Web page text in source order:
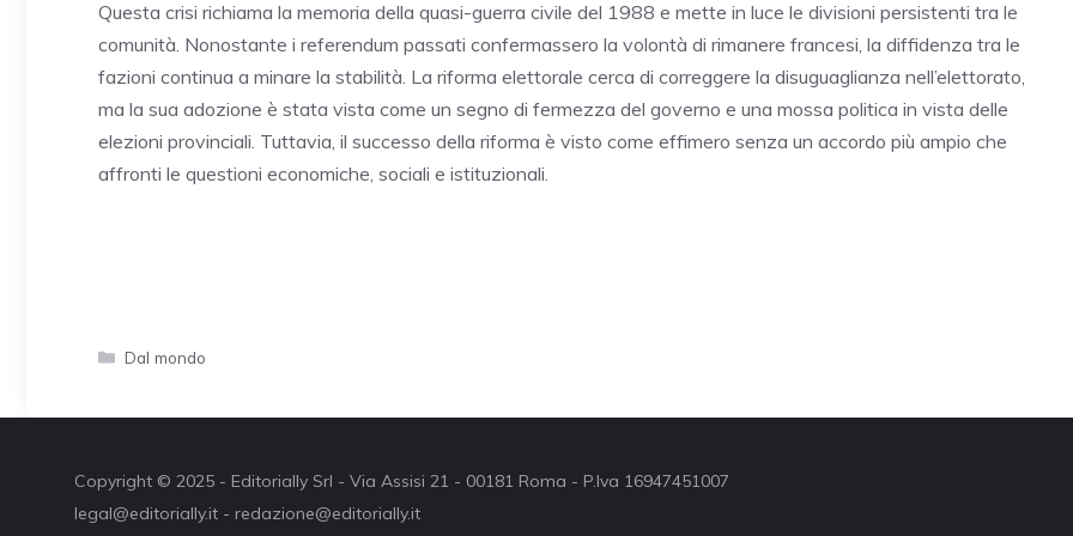
Questa crisi richiama la memoria della quasi-guerra civile del 1988 e mette in luce le divisioni persistenti tra le
comunità. Nonostante i referendum passati confermassero la volontà di rimanere francesi, la diffidenza tra le
fazioni continua a minare la stabilità. La riforma elettorale cerca di correggere la disuguaglianza nell’elettorato,
ma la sua adozione è stata vista come un segno di fermezza del governo e una mossa politica in vista delle
elezioni provinciali. Tuttavia, il successo della riforma è visto come effimero senza un accordo più ampio che
affronti le questioni economiche, sociali e istituzionali.
Categorie
Dal mondo
Copyright © 2025 - Editorially Srl - Via Assisi 21 - 00181 Roma - P.Iva 16947451007
legal@editorially.it - redazione@editorially.it